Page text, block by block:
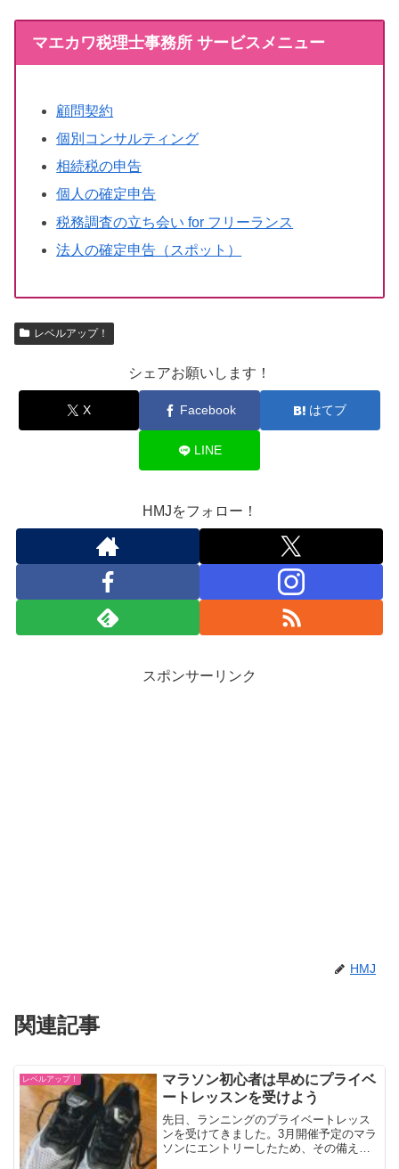
マエカワ税理士事務所 サービスメニュー
顧問契約
個別コンサルティング
相続税の申告
個人の確定申告
税務調査の立ち会い for フリーランス
法人の確定申告（スポット）
レベルアップ！
シェアお願いします！
X Facebook はてブ
LINE
HMJをフォロー！
スポンサーリンク
HMJ
関連記事
レベルアップ！
マラソン初心者は早めにプライベ
ートレッスンを受けよう
先日、ランニングのプライベートレッス
ンを受けてきました。3月開催予定のマラ
ソンにエントリーしたため、その備えで